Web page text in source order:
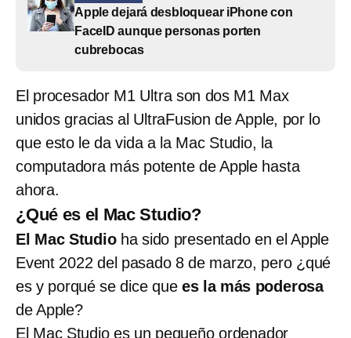
Apple dejará desbloquear iPhone con
FaceID aunque personas porten
cubrebocas
El procesador M1 Ultra son dos M1 Max
unidos gracias al UltraFusion de Apple, por lo
que esto le da vida a la Mac Studio, la
computadora más potente de Apple hasta
ahora.
¿Qué es el Mac Studio?
El Mac Studio ha sido presentado en el Apple
Event 2022 del pasado 8 de marzo, pero ¿qué
es y porqué se dice que es la más poderosa
de Apple?
El Mac Studio es un pequeño ordenador